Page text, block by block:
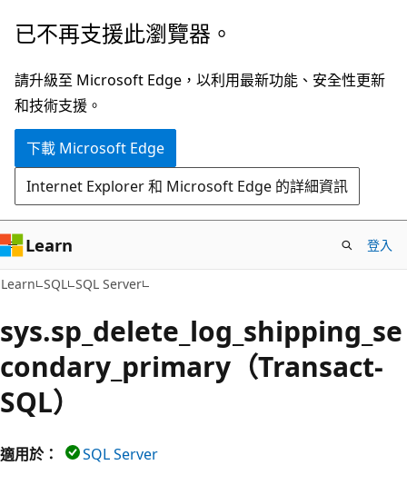
跳
主
要
內
已不再支援此瀏覽器。
請升級至 Microsoft Edge，以利用最新功能、安全性更新
和技術支援。
下載 Microsoft Edge
Internet Explorer 和 Microsoft Edge 的詳細資訊
Learn 登入
Learn SQL SQL Server
sys.sp_delete_log_shipping_se
condary_primary（Transact-
SQL）
適用於： SQL Server